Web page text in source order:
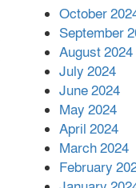
October
September
August 2024
July 2024
June 2024
May 2024
April 2024
March 2024
February